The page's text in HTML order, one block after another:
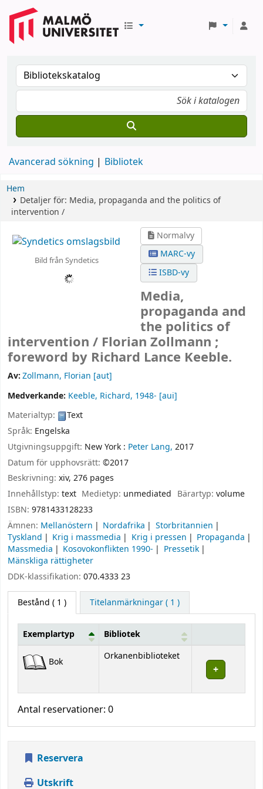
Avancerad sökning Bibliotek
Hem
Detaljer för: Media, propaganda and the politics of
intervention /
Bild från Syndetics
Normalvy
MARC-vy
ISBD-vy
Media,
propaganda and
the politics of
intervention / Florian Zollmann ;
foreword by Richard Lance Keeble.
Av:Zollmann, Florian [aut]
Medverkande: Keeble, Richard, 1948- [aui]
Materialtyp:
Text
Språk: Engelska
Utgivningsuppgift: New York : Peter Lang, 2017
Datum för upphovsrätt: ©2017
Beskrivning: xiv, 276 pages
Innehållstyp: text Medietyp: unmediated Bärartyp: volume
ISBN: 9781433128233
Ämnen: Mellanöstern Nordafrika
Storbritannien
Tyskland
Krig i massmedia Krig i pressen
Propaganda
Massmedia
Kosovokonflikten 1990-
Pressetik
Mänskliga rättigheter
DDK-klassifikation: 070.4333 23
Bestånd ( 1 ) Titelanmärkningar ( 1 )
Bestånd
Exemplartyp Bibliotek
Bok Orkanenbiblioteket
Antal reservationer: 0
Reservera
Utskrift